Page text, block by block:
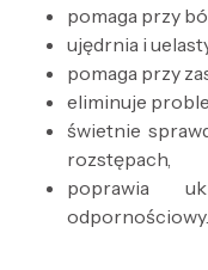
pomaga przy
ujędrnia i
pomaga przy
eliminuje
świetnie
rozstępach,
poprawia
odpornościowy.